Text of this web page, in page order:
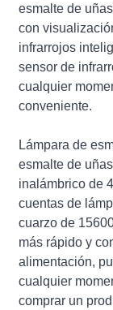
esmalte de
con
infrarrojos
sensor de
cualquier
conveniente.
Lámpara de
esmalte de
inalámbrico de
cuentas de
cuarzo de
más rápido y
alimentación,
cualquier
comprar un